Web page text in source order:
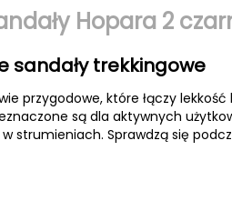
Hopara 2
sandały trekkingowe
przygodowe, które łączy
są dla aktywnych
strumieniach. Sprawdzą się